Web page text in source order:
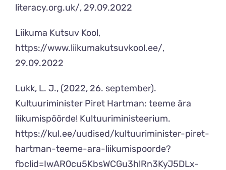
literacy.org.uk/, 29.09.2022
Liikuma Kutsuv Kool,
https://www.liikumakutsuvkool.ee/,
29.09.2022
Lukk, L. J., (2022, 26. september).
Kultuuriminister Piret Hartman: teeme ära
liikumispöörde! Kultuuriministeerium.
https://kul.ee/uudised/kultuuriminister-piret-
hartman-teeme-ara-liikumispoorde?
fbclid=IwAR0cu5KbsWCGu3hlRn3KyJ5DLx-